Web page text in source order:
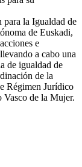
la Igualdad de
de Euskadi,
e
a cabo una
de igualdad de
de la
Régimen Jurídico
de la Mujer.